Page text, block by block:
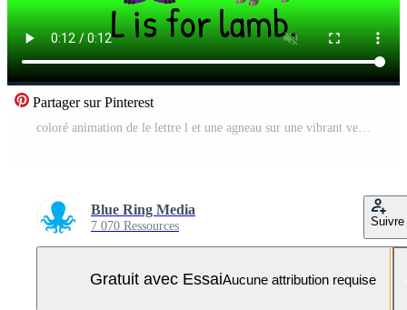
Partager sur Pinterest
coloré animation de le lettre l et une agneau sur une vibrant vert arrière-plan, soulignant apprentissage et amusement Vidéo Pro
Blue Ring Media
7 070 Ressources Suivre
Gratuit avec EssaiAucune attribution requise